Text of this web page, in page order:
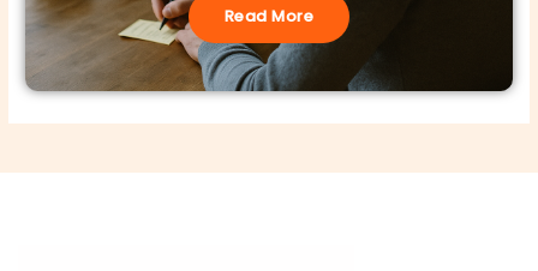
Read More